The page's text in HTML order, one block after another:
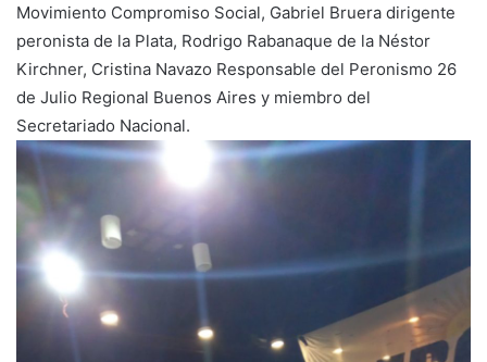
Movimiento Compromiso Social, Gabriel Bruera dirigente
peronista de la Plata, Rodrigo Rabanaque de la Néstor
Kirchner, Cristina Navazo Responsable del Peronismo 26
de Julio Regional Buenos Aires y miembro del
Secretariado Nacional.